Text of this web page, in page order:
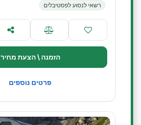
רשאי לנסוע לפסטיבלים
הזמנה \ הצעת מחיר
פרטים נוספים